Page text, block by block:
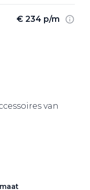
€ 234 p/m
van